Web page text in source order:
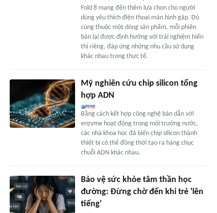
Fold 8 mang đến thêm lựa chọn cho người
dùng yêu thích điện thoại màn hình gập. Dù
cùng thuộc một dòng sản phẩm, mỗi phiên
bản lại được định hướng với trải nghiệm hiển
thị riêng, đáp ứng những nhu cầu sử dụng
khác nhau trong thực tế.
Mỹ nghiên cứu chip silicon tổng
hợp ADN
Bằng cách kết hợp công nghệ bán dẫn với
enzyme hoạt động trong môi trường nước,
các nhà khoa học đã biến chip silicon thành
thiết bị có thể đồng thời tạo ra hàng chục
chuỗi ADN khác nhau.
Bảo vệ sức khỏe tâm thần học
đường: Đừng chờ đến khi trẻ 'lên
tiếng'